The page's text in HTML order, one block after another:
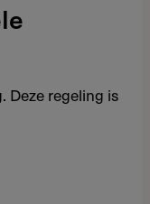
Deze regeling is